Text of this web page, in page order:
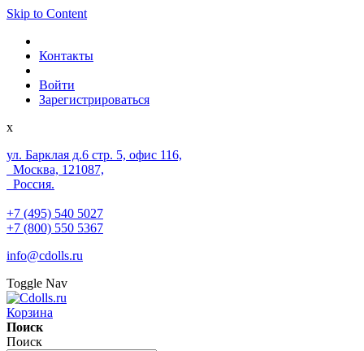
Skip to Content
Контакты
Войти
Зарегистрироваться
x
ул. Барклая д.6 стр. 5, офис 116,
Москва, 121087,
Россия.
+7 (495) 540 5027
+7 (800) 550 5367
info@cdolls.ru
Toggle Nav
Корзина
Поиск
Поиск